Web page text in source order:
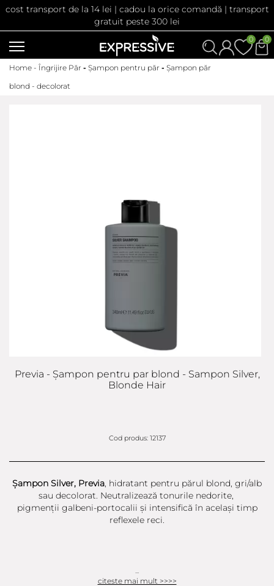
cost transport de la 14 lei | cadou la orice comandă | transport
gratuit peste 300 lei
0
0
Home - Îngrijire Păr - Șampon pentru păr - Șampon păr
blond - decolorat
Previa - Șampon pentru par blond - Sampon Silver,
Blonde Hair
Cod produs: 12137
Șampon Silver, Previa, hidratant pentru părul blond, gri/alb
sau decolorat. Neutralizează tonurile nedorite,
pigmenții galbeni-portocalii și intensifică în același timp
reflexele reci.
...
citeste mai mult >>>>